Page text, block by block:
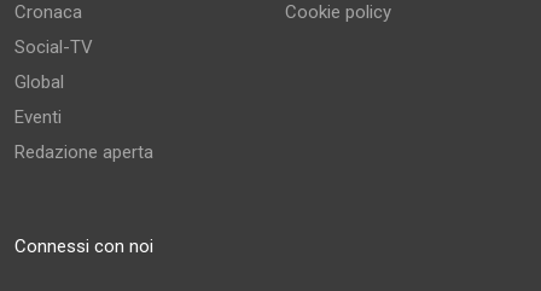
Cronaca
Social-TV
Global
Eventi
Redazione aperta
Cookie policy
Connessi con noi